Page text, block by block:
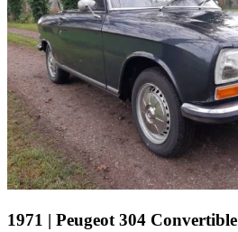
1971 | Peugeot 304 Convertible